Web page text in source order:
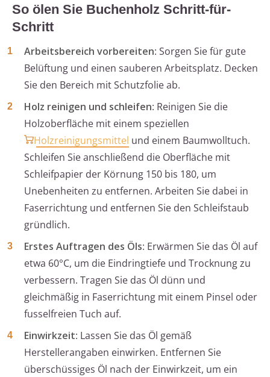
So ölen Sie Buchenholz Schritt-für-
Schritt
Arbeitsbereich vorbereiten: Sorgen Sie für gute
Belüftung und einen sauberen Arbeitsplatz. Decken
Sie den Bereich mit Schutzfolie ab.
Holz reinigen und schleifen: Reinigen Sie die
Holzoberfläche mit einem speziellen
Holzreinigungsmittel und einem Baumwolltuch.
Schleifen Sie anschließend die Oberfläche mit
Schleifpapier der Körnung 150 bis 180, um
Unebenheiten zu entfernen. Arbeiten Sie dabei in
Faserrichtung und entfernen Sie den Schleifstaub
gründlich.
Erstes Auftragen des Öls: Erwärmen Sie das Öl auf
etwa 60°C, um die Eindringtiefe und Trocknung zu
verbessern. Tragen Sie das Öl dünn und
gleichmäßig in Faserrichtung mit einem Pinsel oder
fusselfreien Tuch auf.
Einwirkzeit: Lassen Sie das Öl gemäß
Herstellerangaben einwirken. Entfernen Sie
überschüssiges Öl nach der Einwirkzeit, um ein